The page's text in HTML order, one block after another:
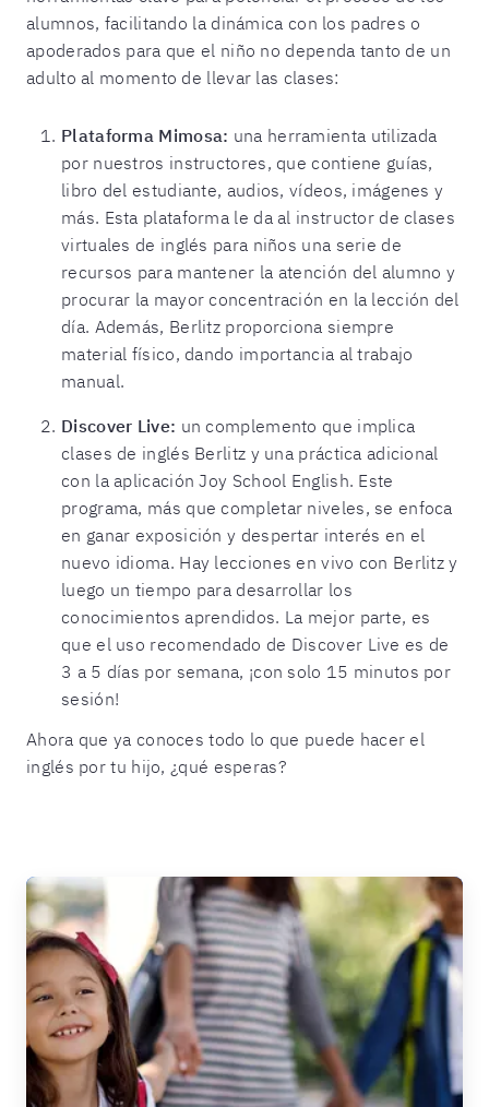
alumnos, facilitando la dinámica con los padres o
apoderados para que el niño no dependa tanto de un
adulto al momento de llevar las clases:
Plataforma Mimosa: una herramienta utilizada
por nuestros instructores, que contiene guías,
libro del estudiante, audios, vídeos, imágenes y
más. Esta plataforma le da al instructor de clases
virtuales de inglés para niños una serie de
recursos para mantener la atención del alumno y
procurar la mayor concentración en la lección del
día. Además, Berlitz proporciona siempre
material físico, dando importancia al trabajo
manual.
Discover Live: un complemento que implica
clases de inglés Berlitz y una práctica adicional
con la aplicación Joy School English. Este
programa, más que completar niveles, se enfoca
en ganar exposición y despertar interés en el
nuevo idioma. Hay lecciones en vivo con Berlitz y
luego un tiempo para desarrollar los
conocimientos aprendidos. La mejor parte, es
que el uso recomendado de Discover Live es de
3 a 5 días por semana, ¡con solo 15 minutos por
sesión!
Ahora que ya conoces todo lo que puede hacer el
inglés por tu hijo, ¿qué esperas?